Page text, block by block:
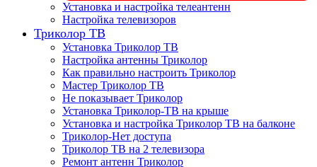
Установка и настройка телеантенн
Настройка телевизоров
Триколор ТВ
Установка Триколор ТВ
Настройка антенны Триколор
Как правильно настроить Триколор
Мастер Триколор ТВ
Не показывает Триколор
Установка Триколор-ТВ на крыше
Установка и настройка Триколор ТВ на балконе
Триколор-Нет доступа
Триколор ТВ на 2 телевизора
Ремонт антенн Триколор